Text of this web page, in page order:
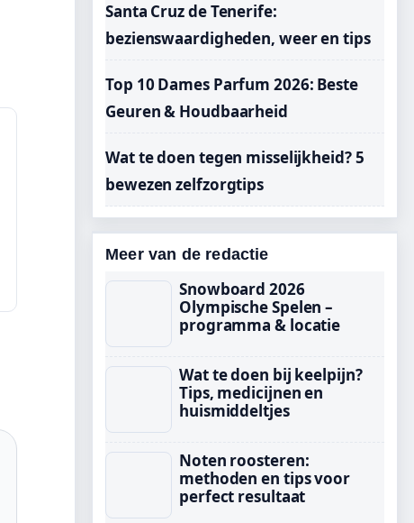
Santa Cruz de Tenerife:
bezienswaardigheden, weer en tips
Top 10 Dames Parfum 2026: Beste
Geuren & Houdbaarheid
Wat te doen tegen misselijkheid? 5
bewezen zelfzorgtips
Meer van de redactie
Snowboard 2026
Olympische Spelen –
programma & locatie
Wat te doen bij keelpijn?
Tips, medicijnen en
huismiddeltjes
Noten roosteren:
methoden en tips voor
perfect resultaat